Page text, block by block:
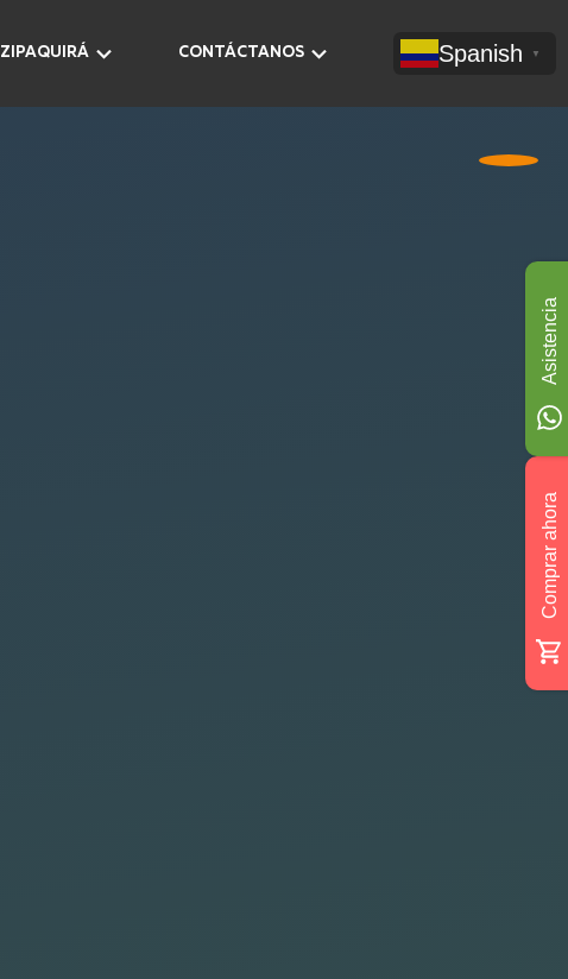
ZIPAQUIRÁ CONTÁCTANOS Spanish ▼
Comprar ahora
Asistencia